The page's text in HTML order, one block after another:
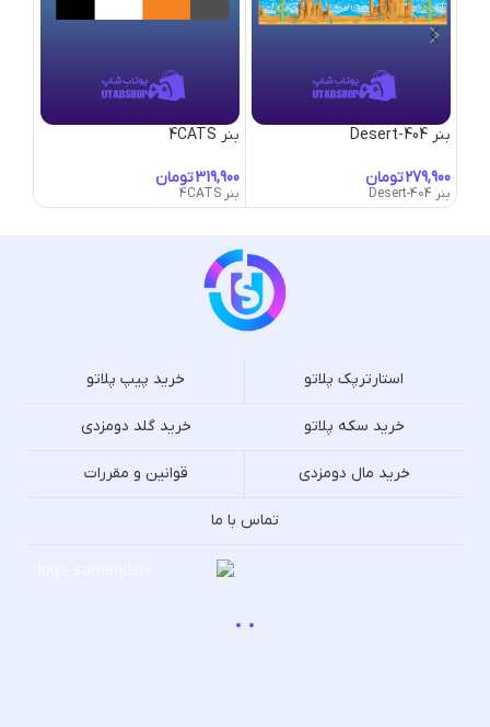
بنر 404-Desert
تومان
بنر 404-Desert
بنر 4CATS
تومان
بنر 4CATS
استارترپک پلاتو خرید پیپ پلاتو
خرید سکه پلاتو خرید گلد دومزدی
خرید مال دومزدی قوانین و مقررات
تماس با ما